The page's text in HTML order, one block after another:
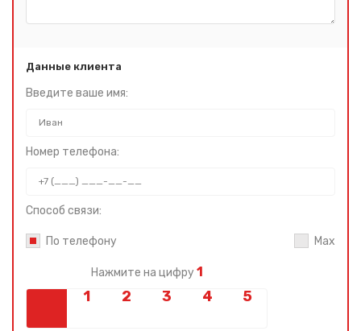
Данные клиента
Введите ваше имя:
Номер телефона:
Способ связи:
По телефону Max
Нажмите на цифру 1